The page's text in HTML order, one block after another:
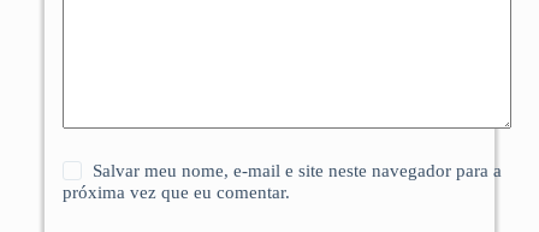
Salvar meu nome, e-mail e site neste navegador para a
próxima vez que eu comentar.